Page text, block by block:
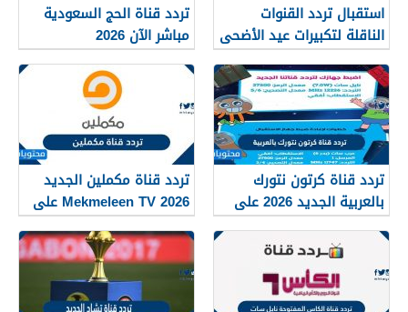
استقبال تردد القنوات
الناقلة لتكبيرات عيد الأضحى
1447
تردد قناة الحج السعودية
مباشر الآن 2026
تردد قناة كرتون نتورك
بالعربية الجديد 2026 على
النايل سات
تردد قناة مكملين الجديد
2026 Mekmeleen TV على
نايل سات وعربسات